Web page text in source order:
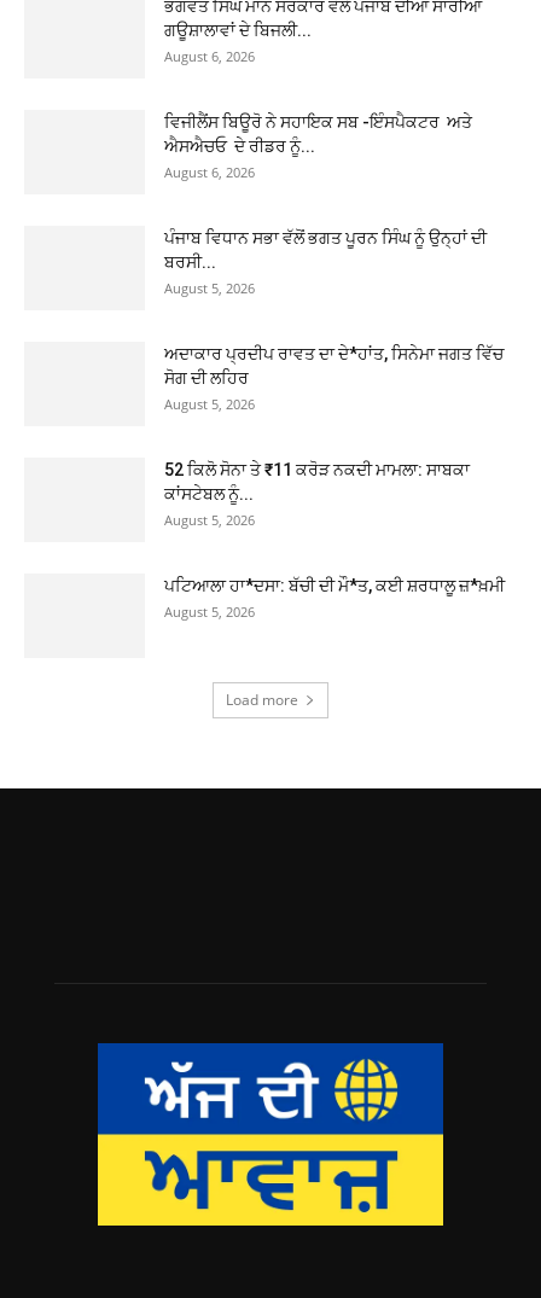
ਭਗਵੰਤ ਸਿੰਘ ਮਾਨ ਸਰਕਾਰ ਵੱਲੋਂ ਪੰਜਾਬ ਦੀਆਂ ਸਾਰੀਆਂ
ਗਊਸ਼ਾਲਾਵਾਂ ਦੇ ਬਿਜਲੀ...
August 6, 2026
ਵਿਜੀਲੈਂਸ ਬਿਊਰੋ ਨੇ ਸਹਾਇਕ ਸਬ -ਇੰਸਪੈਕਟਰ ਅਤੇ
ਐਸਐਚਓ ਦੇ ਰੀਡਰ ਨੂੰ...
August 6, 2026
ਪੰਜਾਬ ਵਿਧਾਨ ਸਭਾ ਵੱਲੋਂ ਭਗਤ ਪੂਰਨ ਸਿੰਘ ਨੂੰ ਉਨ੍ਹਾਂ ਦੀ
ਬਰਸੀ...
August 5, 2026
ਅਦਾਕਾਰ ਪ੍ਰਦੀਪ ਰਾਵਤ ਦਾ ਦੇ*ਹਾਂਤ, ਸਿਨੇਮਾ ਜਗਤ ਵਿੱਚ
ਸੋਗ ਦੀ ਲਹਿਰ
August 5, 2026
52 ਕਿਲੋ ਸੋਨਾ ਤੇ ₹11 ਕਰੋੜ ਨਕਦੀ ਮਾਮਲਾ: ਸਾਬਕਾ
ਕਾਂਸਟੇਬਲ ਨੂੰ...
August 5, 2026
ਪਟਿਆਲਾ ਹਾ*ਦਸਾ: ਬੱਚੀ ਦੀ ਮੌ*ਤ, ਕਈ ਸ਼ਰਧਾਲੂ ਜ਼*ਖ਼ਮੀ
August 5, 2026
Load more